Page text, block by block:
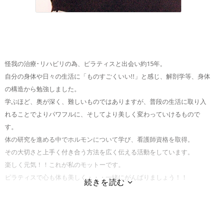
怪我の治療･リハビリの為、ピラティスと出会い約15年。
自分の身体や日々の生活に「ものすごくいい!!」と感じ、解剖学等、身体
の構造から勉強しました。
学ぶほど、奥が深く、難しいものではありますが、普段の生活に取り入
れることでよりパワフルに、そしてより美しく変わっていけるもので
す。
体の研究を進める中でホルモンについて学び、看護師資格を取得。
その大切さと上手く付き合う方法を広く伝える活動をしています。
楽しく元気！！これが私のモットーです。
ピラティスで心も体も美しく・・・一緒にがんばりましょう！！